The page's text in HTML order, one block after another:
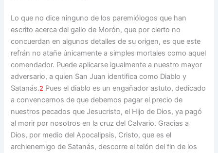
Lo que no dice ninguno de los paremiólogos que han
escrito acerca del gallo de Morón, que por cierto no
concuerdan en algunos detalles de su origen, es que este
refrán no atañe únicamente a simples mortales como aquel
comendador. Puede aplicarse igualmente a nuestro mayor
adversario, a quien San Juan identifica como Diablo y
Satanás.2 Pues el diablo es un engañador astuto, dedicado
a convencernos de que debemos pagar el precio de
nuestros pecados que Jesucristo, el Hijo de Dios, ya pagó
al morir por nosotros en la cruz del Calvario. Gracias a
Dios, por medio del Apocalipsis, Cristo, que es el
archienemigo de Satanás, descorre el telón del fin de los